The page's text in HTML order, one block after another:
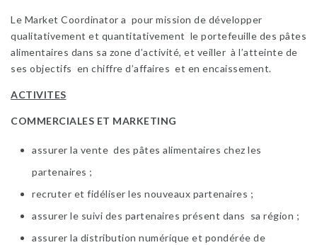
Le Market Coordinator a pour mission de développer
qualitativement et quantitativement le portefeuille des pâtes
alimentaires dans sa zone d’activité, et veiller à l’atteinte de
ses objectifs en chiffre d’affaires et en encaissement.
ACTIVITES
COMMERCIALES ET MARKETING
assurer la vente des pâtes alimentaires chez les
partenaires ;
recruter et fidéliser les nouveaux partenaires ;
assurer le suivi des partenaires présent dans sa région ;
assurer la distribution numérique et pondérée de